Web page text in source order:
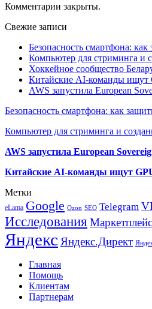
Комментарии закрыты.
Свежие записи
Безопасность смартфона:
Компьютер для стриминга и
Хоккейное сообщество
Китайские AI-команды ищут
AWS запустила European
Безопасность смартфона: как
Компьютер для стриминга и
AWS запустила European
Китайские AI-команды ищут
Метки
eLama Google Ozon SEO Telegram
Исследования Маркетплейс
Яндекс Яндекс.Директ
Главная
Помощь
Клиентам
Партнерам